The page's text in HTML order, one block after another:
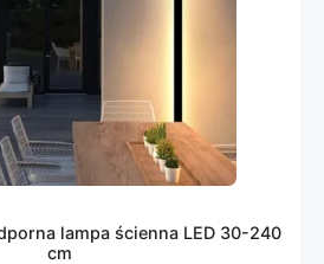
lampa ścienna LED 30-240
cm